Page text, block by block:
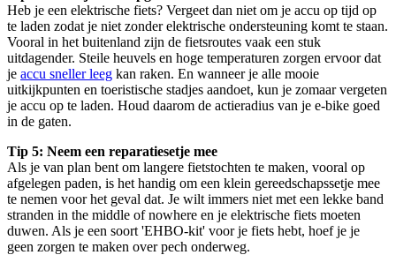
Heb je een elektrische fiets? Vergeet dan niet om je accu op tijd op
te laden zodat je niet zonder elektrische ondersteuning komt te staan.
Vooral in het buitenland zijn de fietsroutes vaak een stuk
uitdagender. Steile heuvels en hoge temperaturen zorgen ervoor dat
je accu sneller leeg kan raken. En wanneer je alle mooie
uitkijkpunten en toeristische stadjes aandoet, kun je zomaar vergeten
je accu op te laden. Houd daarom de actieradius van je e-bike goed
in de gaten.
Tip 5: Neem een reparatiesetje mee
Als je van plan bent om langere fietstochten te maken, vooral op
afgelegen paden, is het handig om een klein gereedschapssetje mee
te nemen voor het geval dat. Je wilt immers niet met een lekke band
stranden in the middle of nowhere en je elektrische fiets moeten
duwen. Als je een soort 'EHBO-kit' voor je fiets hebt, hoef je je
geen zorgen te maken over pech onderweg.